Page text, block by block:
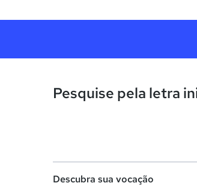
Pesquise pela letra
Descubra sua vocação